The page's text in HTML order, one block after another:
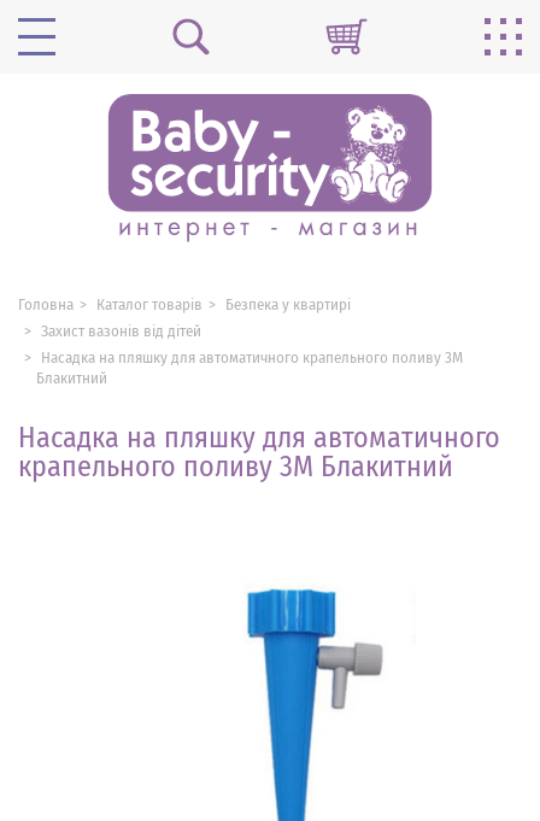
Головна Каталог товарів
Безпека у квартирі
Захист вазонів від дітей
Насадка на пляшку для автоматичного крапельного поливу 3M
Блакитний
Насадка на пляшку для автоматичного
крапельного поливу 3M Блакитний